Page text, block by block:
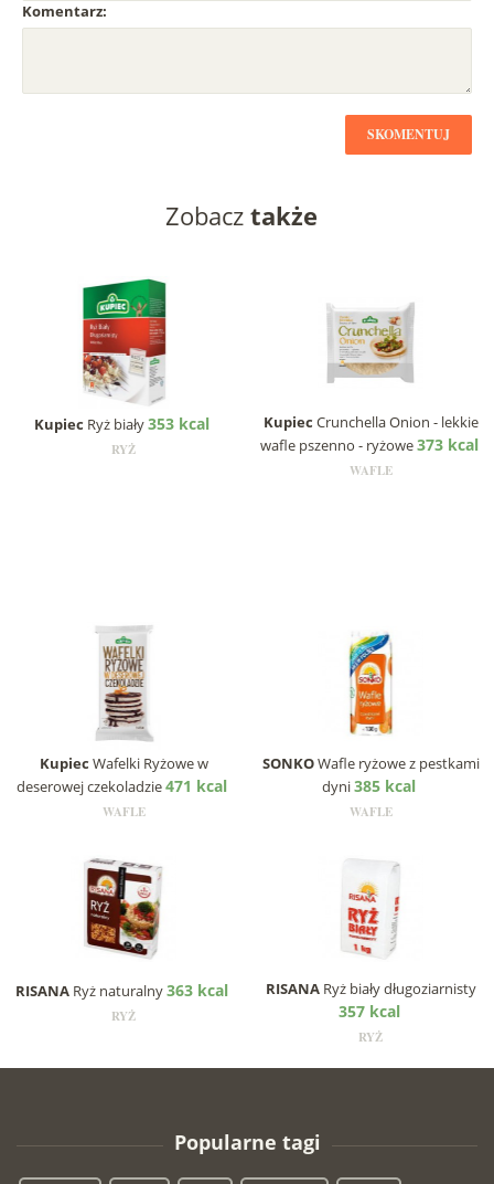
Komentarz:
SKOMENTUJ
Zobacz także
Kupiec Ryż biały353 kcal
RYŻ
Kupiec Crunchella Onion - lekkie
wafle pszenno - ryżowe373 kcal
WAFLE
Kupiec Wafelki Ryżowe w
deserowej czekoladzie471 kcal
WAFLE
SONKOWafle ryżowe z pestkami
dyni385 kcal
WAFLE
RISANA Ryż naturalny363 kcal
RYŻ
RISANARyż biały długoziarnisty
357 kcal
RYŻ
Popularne tagi